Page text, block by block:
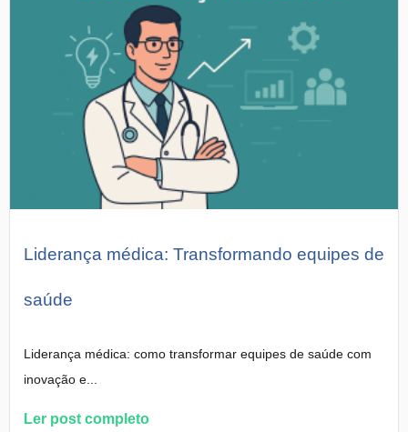
Liderança médica: Transformando equipes de
saúde
Liderança médica: como transformar equipes de saúde com
inovação e...
Ler post completo